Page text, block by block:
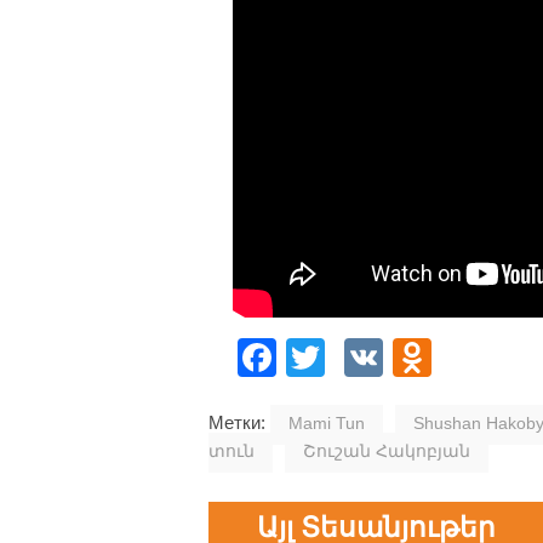
Facebook
Twitter
VK
Метки: Mami Tun Shushan
տուն
Շուշան Հակոբյան
Այլ Տեսանյութեր